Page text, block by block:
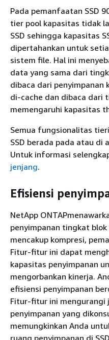
Pada pemanfaatan SSD
tier pool kapasitas tidak
SSD sehingga kapasitas
dipertahankan untuk
sistem file. Hal ini
data yang sama dari
dibaca dari penyimpanan
di-cache dan dibaca dari
memengaruhi kapasitas
Semua fungsionalitas
SSD berada pada atau di
Untuk informasi
jenjang.
Efisiensi
NetApp
penyimpanan tingkat
mencakup kompresi,
Fitur-fitur ini dapat
kapasitas penyimpanan
mengorbankan kinerja.
efisiensi penyimpanan
Fitur-fitur ini mengurangi
penyimpanan yang
memungkinkan Anda
ruang penyimpanan di